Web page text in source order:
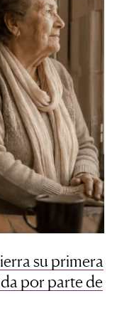
su primera
por parte de